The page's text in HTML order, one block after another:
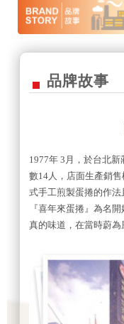
品牌故事
1977年 3月，於台北新
數14人，店面生產銷售
式手工煎製蛋捲的作法
『喜年來蛋捲』為名
真的味道，在當時蔚為